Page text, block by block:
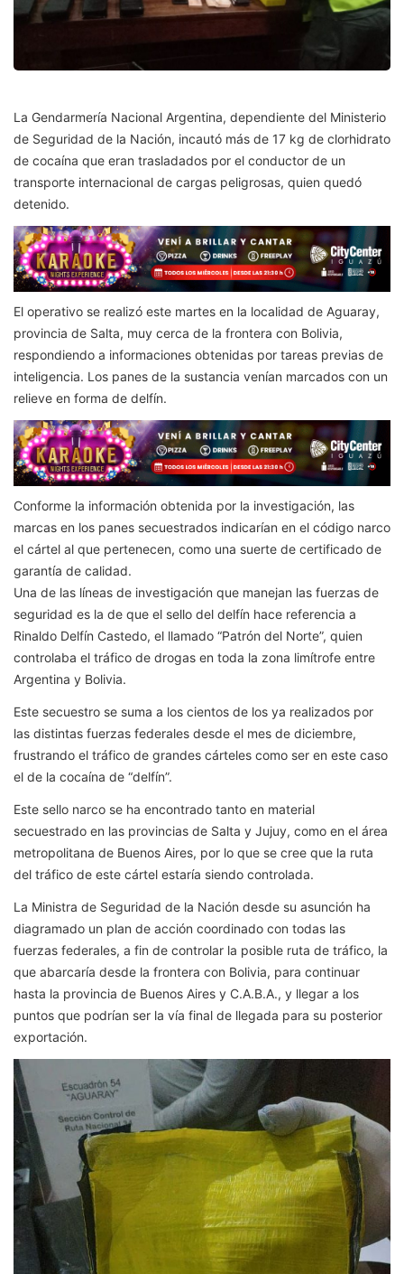
La Gendarmería Nacional Argentina, dependiente del Ministerio
de Seguridad de la Nación, incautó más de 17 kg de clorhidrato
de cocaína que eran trasladados por el conductor de un
transporte internacional de cargas peligrosas, quien quedó
detenido.
El operativo se realizó este martes en la localidad de Aguaray,
provincia de Salta, muy cerca de la frontera con Bolivia,
respondiendo a informaciones obtenidas por tareas previas de
inteligencia. Los panes de la sustancia venían marcados con un
relieve en forma de delfín.
Conforme la información obtenida por la investigación, las
marcas en los panes secuestrados indicarían en el código narco
el cártel al que pertenecen, como una suerte de certificado de
garantía de calidad.
Una de las líneas de investigación que manejan las fuerzas de
seguridad es la de que el sello del delfín hace referencia a
Rinaldo Delfín Castedo, el llamado “Patrón del Norte”, quien
controlaba el tráfico de drogas en toda la zona limítrofe entre
Argentina y Bolivia.
Este secuestro se suma a los cientos de los ya realizados por
las distintas fuerzas federales desde el mes de diciembre,
frustrando el tráfico de grandes cárteles como ser en este caso
el de la cocaína de “delfín”.
Este sello narco se ha encontrado tanto en material
secuestrado en las provincias de Salta y Jujuy, como en el área
metropolitana de Buenos Aires, por lo que se cree que la ruta
del tráfico de este cártel estaría siendo controlada.
La Ministra de Seguridad de la Nación desde su asunción ha
diagramado un plan de acción coordinado con todas las
fuerzas federales, a fin de controlar la posible ruta de tráfico, la
que abarcaría desde la frontera con Bolivia, para continuar
hasta la provincia de Buenos Aires y C.A.B.A., y llegar a los
puntos que podrían ser la vía final de llegada para su posterior
exportación.